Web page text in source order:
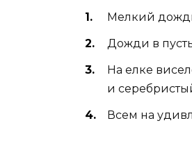
Мелкий
Дожди в
На елке
и
Всем на